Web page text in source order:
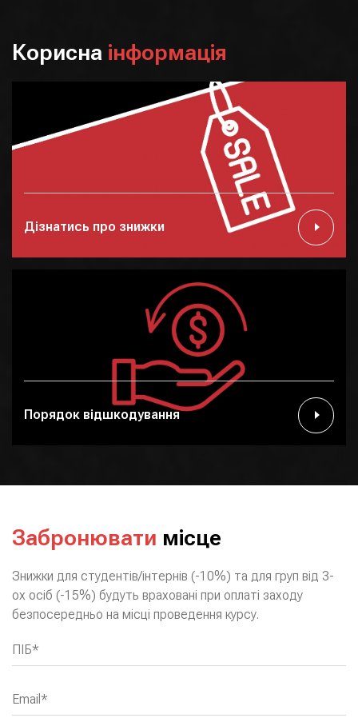
Корисна інформація
Дізнатись про знижки
Порядок відшкодування
Забронювати місце
Знижки для студентів/інтернів (-10%) та для груп від 3-
ох осіб (-15%) будуть враховані при оплаті заходу
безпосередньо на місці проведення курсу.
ПІБ*
Email*